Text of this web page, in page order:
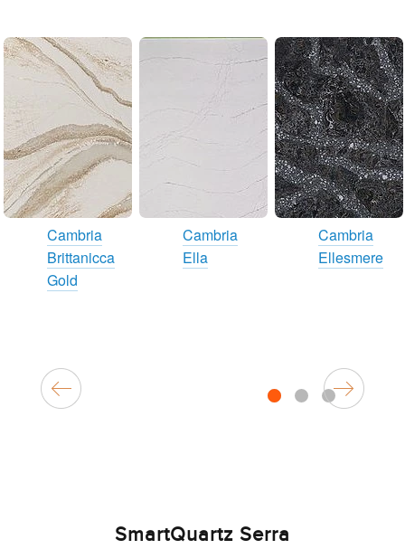
Cambria
Brittanicca
Gold
Cambria
Ella
Cambria
Ellesmere
1 2 3
SmartQuartz Serra